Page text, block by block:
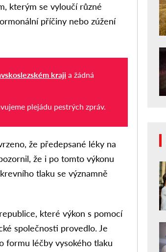
kterým se vyloučí různé
příčiny nebo zúžení
kraji a žádná
plejádu pestrých zpráv.
že předepsané léky na
že i po tomto výkonu
tlaku se významně
které výkon s pomocí
společnosti provedlo. Je
formu léčby vysokého tlaku